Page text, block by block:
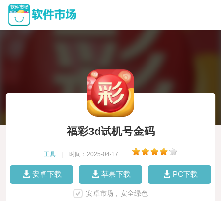
福彩3d试机号金码
工具 时间：2025-04-17
安卓下载 苹果下载 PC下载
安卓市场，安全绿色